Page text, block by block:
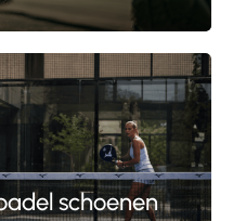
schoenen